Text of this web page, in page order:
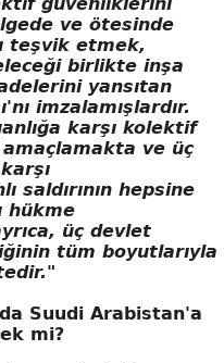
ve ötesinde
teşvik etmek,
birlikte inşa
yansıtan
imzalamışlardır.
karşı kolektif
amaçlamakta ve üç
saldırının hepsine
hükme
üç devlet
tüm boyutlarıyla
Suudi Arabistan'a
mi?